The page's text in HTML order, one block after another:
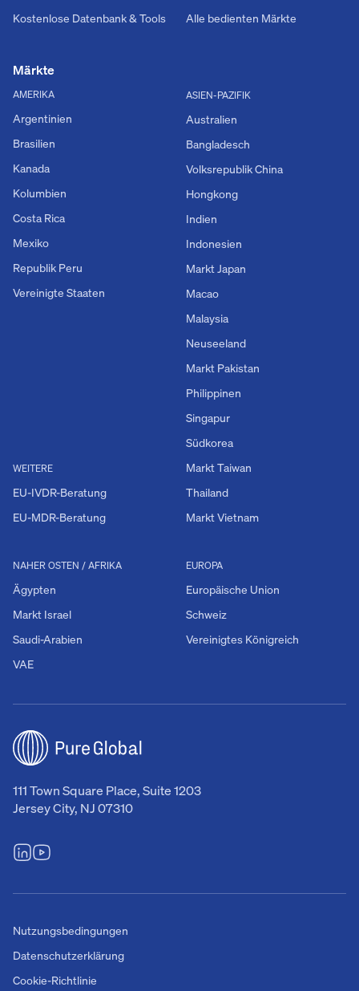
111 Town Square Place, Suite 1203
Jersey City, NJ 07310
Kostenlose Datenbank & Tools
Alle bedienten Märkte
Märkte
AMERIKA
Argentinien
Brasilien
Kanada
Kolumbien
Costa Rica
Mexiko
Republik Peru
Vereinigte Staaten
WEITERE
EU-IVDR-Beratung
EU-MDR-Beratung
EUROPA
Europäische Union
Schweiz
Vereinigtes Königreich
NAHER OSTEN / AFRIKA
Ägypten
Markt Israel
Saudi-Arabien
VAE
ASIEN-PAZIFIK
Australien
Bangladesch
Volksrepublik China
Hongkong
Indien
Indonesien
Markt Japan
Macao
Malaysia
Neuseeland
Markt Pakistan
Philippinen
Singapur
Südkorea
Markt Taiwan
Thailand
Markt Vietnam
Nutzungsbedingungen
Datenschutzerklärung
Cookie-Richtlinie